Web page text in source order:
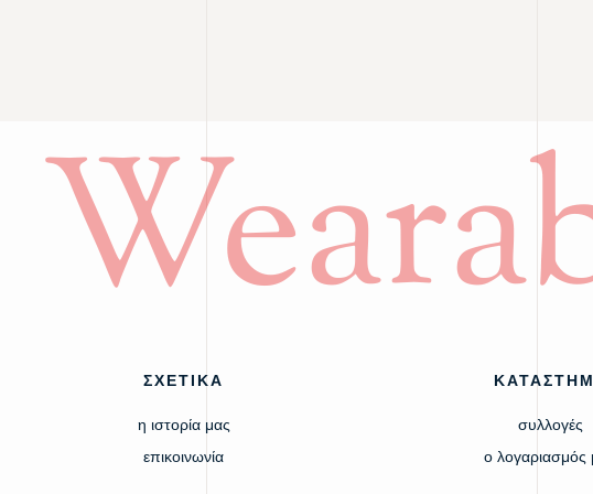
ΣΧΕΤΙΚΑ
η ιστορία μας
επικοινωνία
συλλογές
ο λογαριασμός